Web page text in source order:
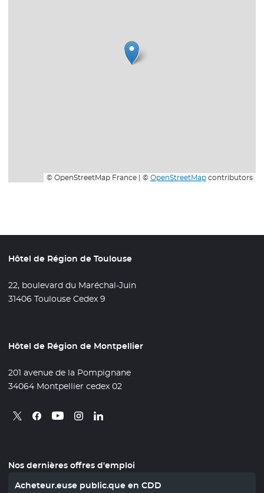
© OpenStreetMap France | © OpenStreetMapcontributors
Hôtel de Région de Toulouse
22, boulevard du Maréchal-Juin
31406 Toulouse Cedex 9
Hôtel de Région de Montpellier
201 avenue de la Pompignane
34064 Montpellier cedex 02
Retrouvez nous sur X
- Nouvelle fenêtre
Retrouvez nous sur Facebook
- Nouvelle fenêtre
Retrouvez nous sur Youtube
- Nouvelle fenêtre
Retrouvez nous sur Instagram
- Nouvelle fenêtre
Retrouvez nous sur Linkedin
- Nouvelle fenêtre
Nos dernières offres d'emploi
Acheteur.euse public.que en CDD